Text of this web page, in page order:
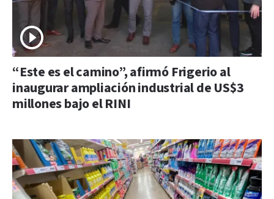
“Este es el camino”, afirmó Frigerio al
inaugurar ampliación industrial de US$3
millones bajo el RINI